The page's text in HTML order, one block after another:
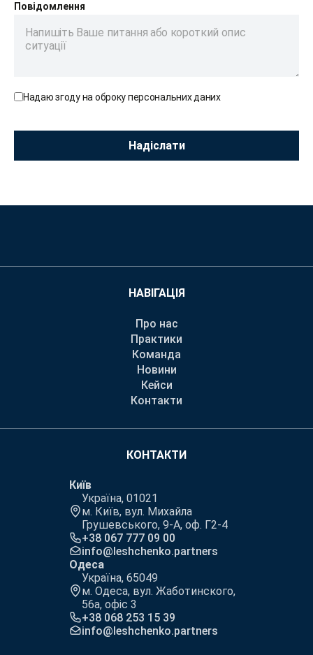
Повідомлення
Надаю згоду на оброку персональних даних
НАВІГАЦІЯ
Про нас
Практики
Команда
Новини
Кейси
Контакти
КОНТАКТИ
Київ
Україна, 01021
м. Київ, вул. Михайла
Грушевського, 9-А, оф. Г2-4
+38 067 777 09 00
info@leshchenko.partners
Одеса
Україна, 65049
м. Одеса, вул. Жаботинского,
56а, офіс 3
+38 068 253 15 39
info@leshchenko.partners